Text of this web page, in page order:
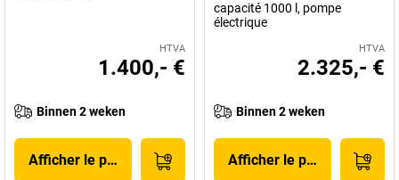
HTVA
1.400,- €
Binnen 2 weken
Afficher le produit
capacité 1000 l, pompe
électrique
HTVA
2.325,- €
Binnen 2 weken
Afficher le produit